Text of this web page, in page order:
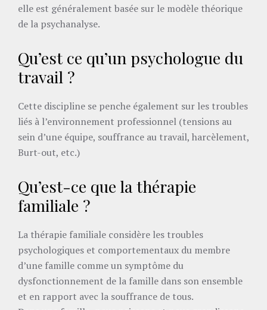
elle est généralement basée sur le modèle théorique
de la psychanalyse.
Qu’est ce qu’un psychologue du
travail ?
Cette discipline se penche également sur les troubles
liés à l’environnement professionnel (tensions au
sein d’une équipe, souffrance au travail, harcèlement,
Burt-out, etc.)
Qu’est-ce que la thérapie
familiale ?
La thérapie familiale considère les troubles
psychologiques et comportementaux du membre
d’une famille comme un symptôme du
dysfonctionnement de la famille dans son ensemble
et en rapport avec la souffrance de tous.